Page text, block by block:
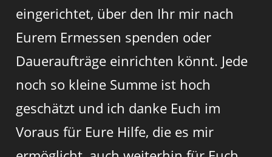
eingerichtet, über den Ihr mir nach
Eurem Ermessen spenden oder
Daueraufträge einrichten könnt. Jede
noch so kleine Summe ist hoch
geschätzt und ich danke Euch im
Voraus für Eure Hilfe, die es mir